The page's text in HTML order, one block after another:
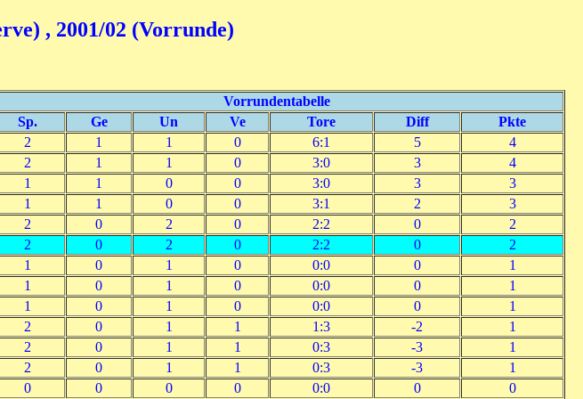
, 2001/02 (Vorrunde)
Vorrundentabelle
Sp. Ge Un Ve Tore Diff
Pkte
2 1 1 0 6:1 5
4
2 1 1 0 3:0 3
4
1 1 0 0 3:0 3
3
1 1 0 0 3:1 2
3
2 0 2 0 2:2 0
2
2 0 2 0 2:2 0
2
1 0 1 0 0:0 0
1
1 0 1 0 0:0 0
1
1 0 1 0 0:0 0
1
2 0 1 1 1:3 -2
1
2 0 1 1 0:3 -3
1
2 0 1 1 0:3 -3
1
0 0 0 0 0:0 0
0